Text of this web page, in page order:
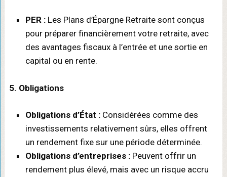
PER :Les Plans d’Épargne Retraite sont conçus
pour préparer financièrement votre retraite, avec
des avantages fiscaux à l’entrée et une sortie en
capital ou en rente.
5. Obligations
Obligations d’État :Considérées comme des
investissements relativement sûrs, elles offrent
un rendement fixe sur une période déterminée.
Obligations d’entreprises :Peuvent offrir un
rendement plus élevé, mais avec un risque accru